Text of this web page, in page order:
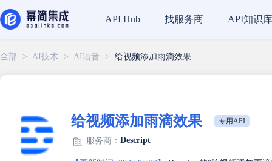
API Hub 找服务商 API知识库
全部 > AI技术 > AI语音 > 给视频添加雨滴效果
给视频添加雨滴效果 专用API
服务商： Descript